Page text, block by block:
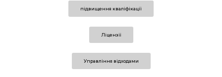
підвищення кваліфікації
Ліцензії
Управління відходами